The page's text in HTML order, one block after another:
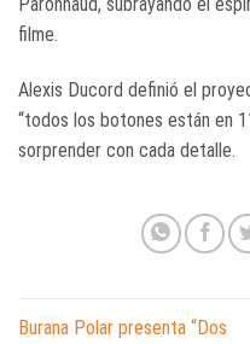
Paronnaud, subrayando el
filme.
Alexis Ducord definió el
“todos los botones están en
sorprender con cada detalle.
Burana Polar presenta “Dos